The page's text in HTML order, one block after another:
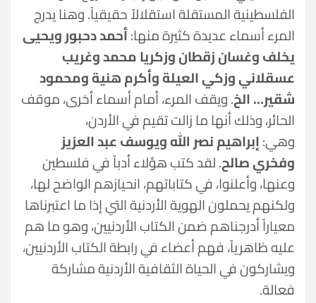
الفلسطينية المستقلة استقلالاً حقيقياً. وهنا يدرج
المرء أسماء عديدة كثيرة منها:أحمد دحبور ويحيى
يخلف وغسان زقطان وزكريا محمد وغريب
عسقلاني وزكي العيلة وأكرم هنية ومحمود
شقير… الخ. ويقف المرء، أمام أسماء أخرى، موقف
الحائر، وذلك أنها ما زالت تقيم في الأردن،
وهي:إبراهيم نصر الله ويوسف عبد العزيز
وفخري صالح. لقد كتب هؤلاء أدباً في فلسطين
وعنها، وأعلنوا، في كتاباتهم، انحيازهم الواضح لها،
ولكنهم يحملون الهوية الأردنية التي إذا ما اعتبرناها
معياراً أدرجناهم ضمن الكتاب الأردنيين، وهو ما هم
عليه ظاهرياً، فهم أعضاء في رابطة الكتاب الأردنيين،
ويشاركون في الحياة الثقافية الأردنية مشاركة
فعالة.